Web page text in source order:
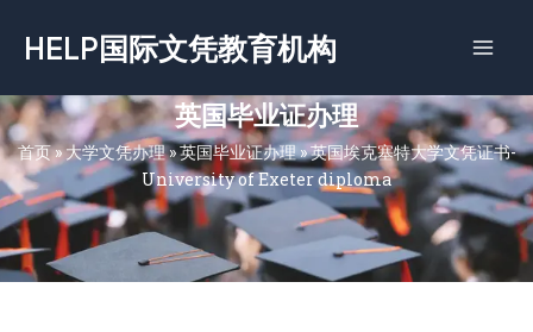
容
HELP国际文凭教育机构
英国毕业证办理
首页»大学文凭办理»英国毕业证办理»英国埃克塞特大学文凭证书-
University of Exeter diploma